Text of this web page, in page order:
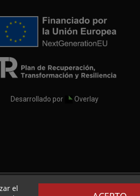
Desarrollado por Overlay
el